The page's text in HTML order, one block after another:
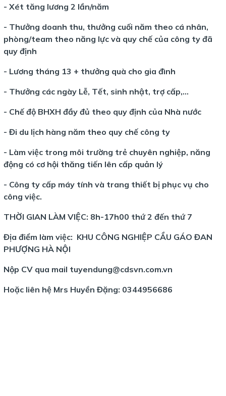
- Xét tăng lương 2 lần/năm
- Thưởng doanh thu, thưởng cuối năm theo cá nhân,
phòng/team theo năng lực và quy chế của công ty đã
quy định
- Lương tháng 13 + thưởng quà cho gia đình
- Thưởng các ngày Lễ, Tết, sinh nhật, trợ cấp,...
- Chế độ BHXH đầy đủ theo quy định của Nhà nước
- Đi du lịch hàng năm theo quy chế công ty
- Làm việc trong môi trường trẻ chuyên nghiệp, năng
động có cơ hội thăng tiến lên cấp quản lý
- Công ty cấp máy tính và trang thiết bị phục vụ cho
công việc.
THỜI GIAN LÀM VIỆC: 8h-17h00 thứ 2 đến thứ 7
Địa điểm làm việc: KHU CÔNG NGHIỆP CẦU GÁO ĐAN
PHƯỢNG HÀ NỘI
Nộp CV qua mail tuyendung@cdsvn.com.vn
Hoặc liên hệ Mrs Huyền Đặng: 0344956686